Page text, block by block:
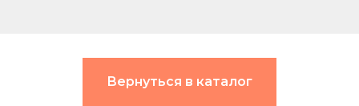
Вернуться в каталог